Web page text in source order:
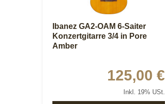
Ibanez GA2-OAM 6-Saiter
Konzertgitarre 3/4 in Pore
Amber
125,00 €
Inkl. 19% USt.